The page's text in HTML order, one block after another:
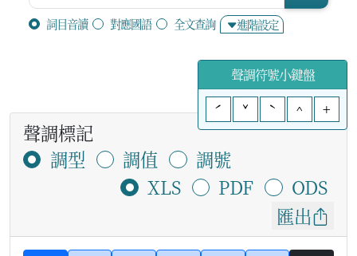
詞目音讀 對應國語 全文查詢 進階設定
聲調符號小鍵盤
ˊ
ˇ ˋ ^ +
聲調標記
調型
調值
調號
XLS
PDF
ODS
匯出